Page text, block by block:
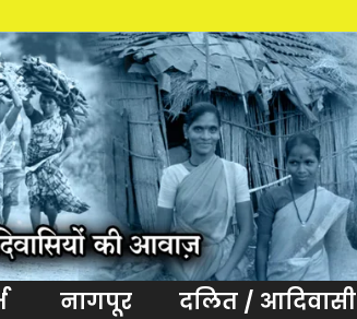
नागपूर दलित / आदिवासी